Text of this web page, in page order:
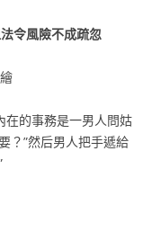
令風險不成疏忽
在的事務是一男人問姑
？”然后男人把手遞給